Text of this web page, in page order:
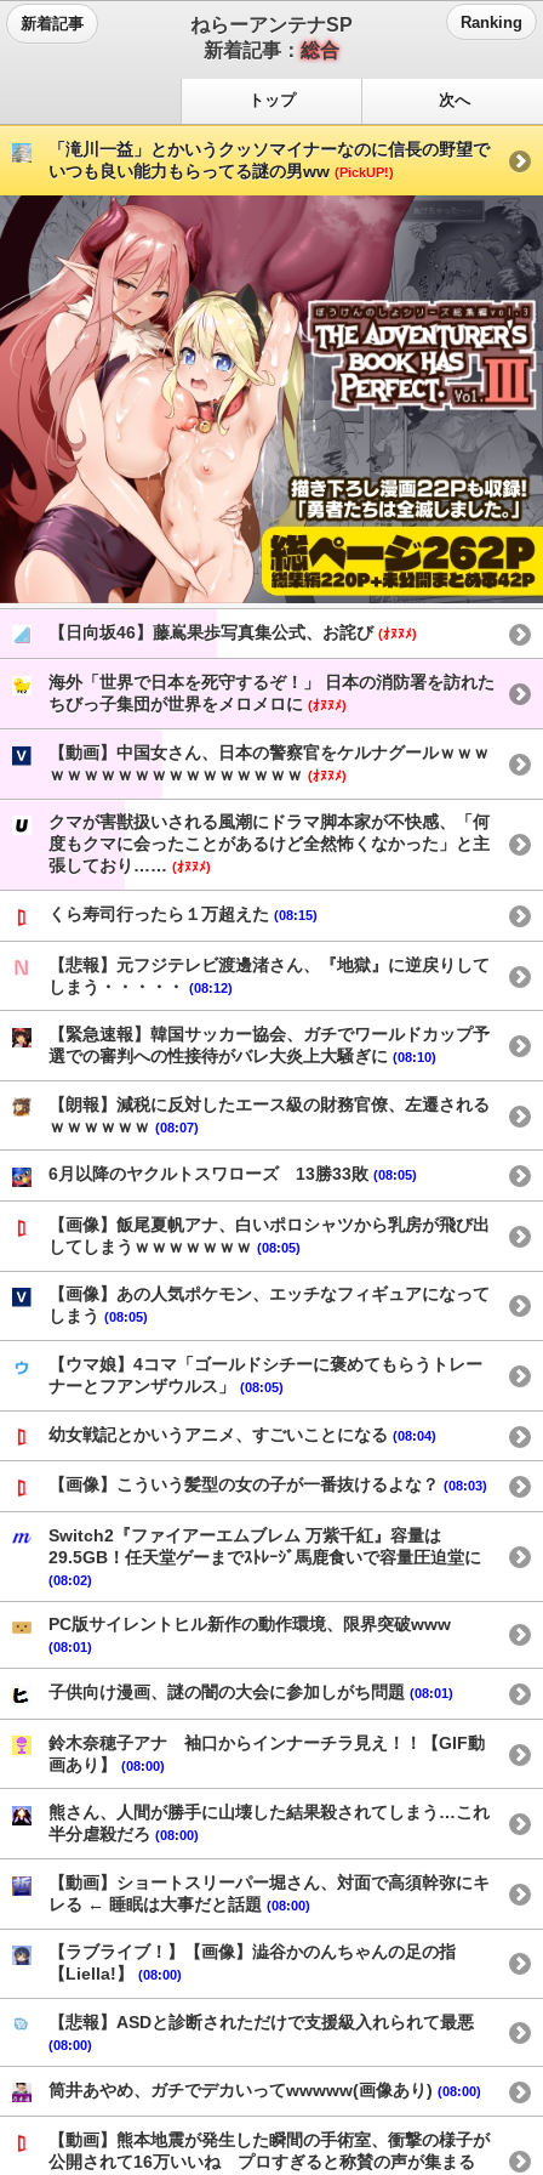
新着記事
ねらーアンテナSP
新着記事：総合
Ranking
トップ 次へ
「滝川一益」とかいうクッソマイナーなのに信長の野望で
いつも良い能力もらってる謎の男ww (PickUP!)
【日向坂46】藤嶌果歩写真集公式、お詫び (ｵﾇﾇﾒ)
海外「世界で日本を死守するぞ！」 日本の消防署を訪れた
ちびっ子集団が世界をメロメロに (ｵﾇﾇﾒ)
【動画】中国女さん、日本の警察官をケルナグールｗｗｗ
ｗｗｗｗｗｗｗｗｗｗｗｗｗｗｗ (ｵﾇﾇﾒ)
クマが害獣扱いされる風潮にドラマ脚本家が不快感、「何
度もクマに会ったことがあるけど全然怖くなかった」と主
張しており…… (ｵﾇﾇﾒ)
くら寿司行ったら１万超えた (08:15)
【悲報】元フジテレビ渡邊渚さん、『地獄』に逆戻りして
しまう・・・・・
(08:12)
【緊急速報】韓国サッカー協会、ガチでワールドカップ予
選での審判への性接待がバレ大炎上大騒ぎに (08:10)
【朗報】減税に反対したエース級の財務官僚、左遷される
ｗｗｗｗｗｗ (08:07)
6月以降のヤクルトスワローズ 13勝33敗 (08:05)
【画像】飯尾夏帆アナ、白いポロシャツから乳房が飛び出
してしまうｗｗｗｗｗｗｗ (08:05)
【画像】あの人気ポケモン、エッチなフィギュアになって
しまう (08:05)
【ウマ娘】4コマ「ゴールドシチーに褒めてもらうトレー
ナーとフアンザウルス」
(08:05)
幼女戦記とかいうアニメ、すごいことになる (08:04)
【画像】こういう髪型の女の子が一番抜けるよな？ (08:03)
Switch2『ファイアーエムブレム 万紫千紅』容量は
29.5GB！任天堂ゲーまでｽﾄﾚｰｼﾞ馬鹿食いで容量圧迫堂に
(08:02)
PC版サイレントヒル新作の動作環境、限界突破www
(08:01)
子供向け漫画、謎の闇の大会に参加しがち問題 (08:01)
鈴木奈穂子アナ 袖口からインナーチラ見え！！【GIF動
画あり】
(08:00)
熊さん、人間が勝手に山壊した結果殺されてしまう…これ
半分虐殺だろ (08:00)
【動画】ショートスリーパー堀さん、対面で高須幹弥にキ
レる ← 睡眠は大事だと話題 (08:00)
【ラブライブ！】【画像】澁谷かのんちゃんの足の指
【Liella!】
(08:00)
【悲報】ASDと診断されただけで支援級入れられて最悪
(08:00)
筒井あやめ、ガチでデカいってwwwww(画像あり) (08:00)
【動画】熊本地震が発生した瞬間の手術室、衝撃の様子が
公開されて16万いいね プロすぎると称賛の声が集まる